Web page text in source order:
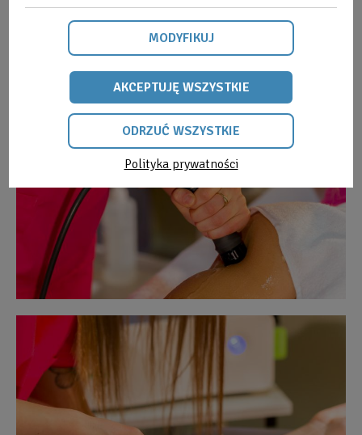
bez
opisu
MODYFIKUJ
Polityka prywatności
ODRZUĆ WSZYSTKIE
WSZYSTKIE
AKCEPTUJĘ WSZYSTKIE